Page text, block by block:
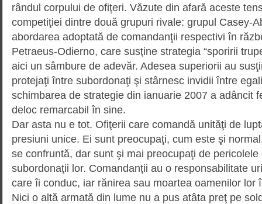
rândul corpului de ofiţeri. Văzute din afară aceste
competiţiei dintre două grupuri rivale: grupul Casey-
abordarea adoptată de comandanţii respectivi în
Petraeus-Odierno, care susţine strategia “sporirii
aici un sâmbure de adevăr. Adesea superiorii au
protejaţi între subor­donaţi şi stârnesc invidii între
schim­barea de strategie din ianuarie 2007 a adâncit
deloc remar­cabil în sine.
Dar asta nu e tot. Ofiţerii care comandă unităţi de
presiuni unice. Ei sunt preocupaţi, cum este şi
se confruntă, dar sunt şi mai preocupaţi de
subordonaţii lor. Coman­danţii au o responsabilitate
care îi conduc, iar rănirea sau moartea oamenilor lor
Nici o altă ar­ma­tă din lume nu a pus atâta preţ pe